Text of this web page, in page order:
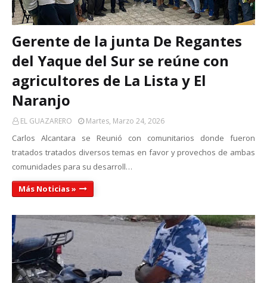
Gerente de la junta De Regantes
del Yaque del Sur se reúne con
agricultores de La Lista y El
Naranjo
EL GUAZARERO Martes, Marzo 24, 2026
Carlos Alcantara se Reunió con comunitarios donde fueron
tratados tratados diversos temas en favor y provechos de ambas
comunidades para su desarroll…
Más Noticias »